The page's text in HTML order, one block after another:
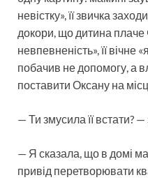
невістку», її звичка
докори, що дитина плаче
невпевненість», її
побачив не допомогу, а
поставити Оксану на
— Ти змусила її встати?
— Я сказала, що в домі
привід перетворювати